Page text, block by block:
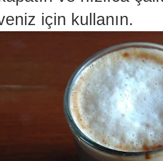
için kullanın.